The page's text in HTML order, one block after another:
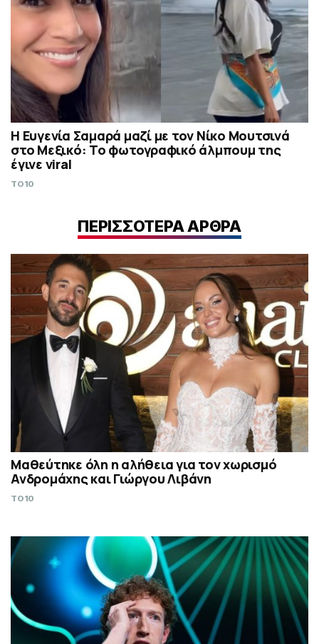
Η Ευγενία Σαμαρά μαζί με τον Νίκο Μουτσινά
στο Μεξικό: Το φωτογραφικό άλμπουμ της
έγινε viral
TO10
ΠΕΡΙΣΣΟΤΕΡΑ ΑΡΘΡΑ
Μαθεύτηκε όλη η αλήθεια για τον χωρισμό
Ανδρομάχης και Γιώργου Λιβάνη
TO10